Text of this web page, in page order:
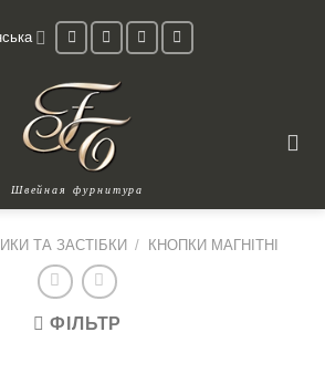
Швейная фурнитура
ТА ЗАСТІБКИ / КНОПКИ МАГНІТНІ
ФІЛЬТР